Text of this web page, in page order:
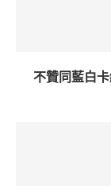
不贊同藍白